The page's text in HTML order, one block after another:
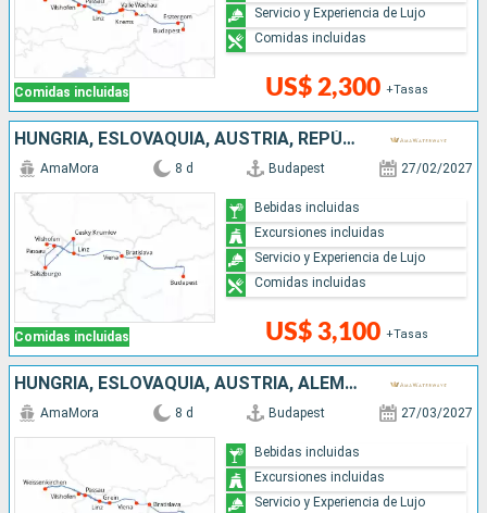
Comidas incluidas US$ 2,300 +Tasas
Servicio y Experiencia de Lujo
Comidas incluidas
HUNGRÍA, ESLOVAQUIA, AUSTRIA, REPÚBLICA CHECA, ALEMANIA
Comidas incluidas
AmaMora 8 d Budapest 27/02/2027
US$ 3,100 +Tasas
Bebidas incluidas
Excursiones incluidas
Servicio y Experiencia de Lujo
Comidas incluidas
HUNGRÍA, ESLOVAQUIA, AUSTRIA, ALEMANIA
AmaMora 8 d Budapest 27/03/2027
Bebidas incluidas
Excursiones incluidas
Servicio y Experiencia de Lujo